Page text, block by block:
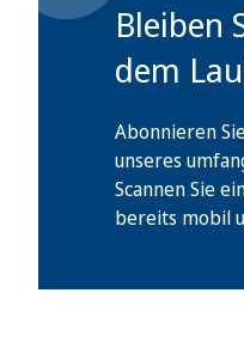
Bleiben
dem
Abonnieren
unseres
Scannen Sie
bereits mobil